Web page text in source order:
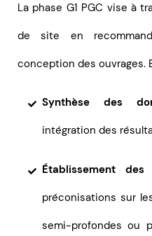
La phase G1 PGC vise à
de site en
conception des ouvrages.
Synthèse des
intégration des
Établissement
préconisations sur
semi-profondes ou